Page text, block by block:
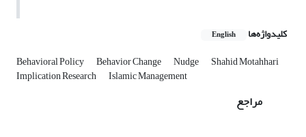
کلیدواژه‌ها English
Behavioral Policy Behavior Change Nudge Shahid Motahhari
Implication Research Islamic Management
مراجع